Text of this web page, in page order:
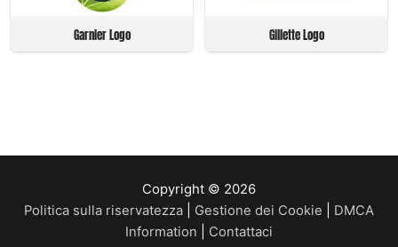
Garnier Logo Gillette Logo
Copyright © 2026
Politica sulla riservatezza
Gestione dei Cookie
DMCA
Information
Contattaci